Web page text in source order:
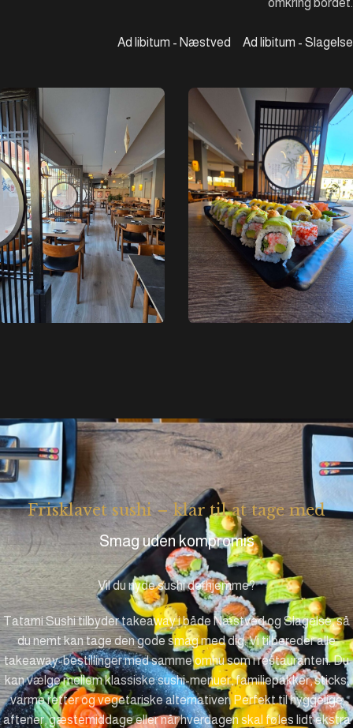
omkring bordet.
Ad libitum - Næstved Ad libitum - Slagelse
Frisklavet sushi – klar til at tage med
Smag uden kompromis
Vil du nyde sushi derhjemme?
Tatami Sushi tilbyder takeaway i både Næstved og Slagelse, så
du nemt kan tage den gode smag med dig. Vi tilbereder alle
takeaway-bestillinger med samme omhu som i restauranten. Du
kan vælge mellem klassiske sushi-menuer, familiepakker, sticks,
varme retter og vegetariske alternativer. Perfekt til hyggelige
aftener, gæstemiddage eller når hverdagen skal føles lidt ekstra